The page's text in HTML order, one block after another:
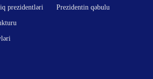
prezidentləri
Prezidentin qəbulu